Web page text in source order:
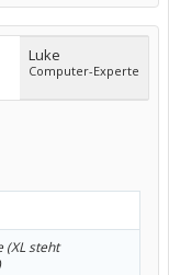
Luke
Computer-Experte
(XL steht